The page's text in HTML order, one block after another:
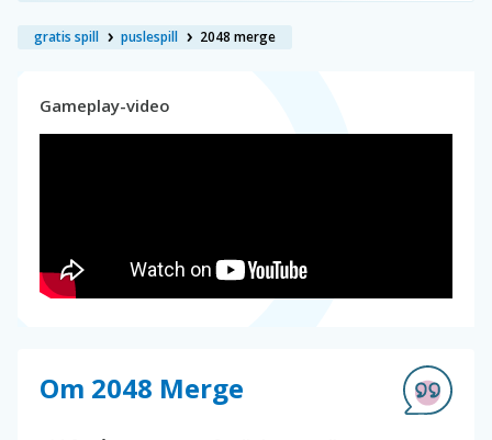
gratis spill puslespill 2048 merge
Gameplay-video
Om 2048 Merge